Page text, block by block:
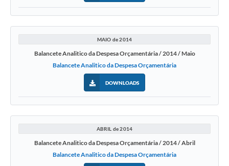
MAIO de 2014
Balancete Analitico da Despesa Orçamentária / 2014 / Maio
Balancete Analitico da Despesa Orçamentária
DOWNLOADS
ABRIL de 2014
Balancete Analitico da Despesa Orçamentária / 2014 / Abril
Balancete Analitico da Despesa Orçamentária